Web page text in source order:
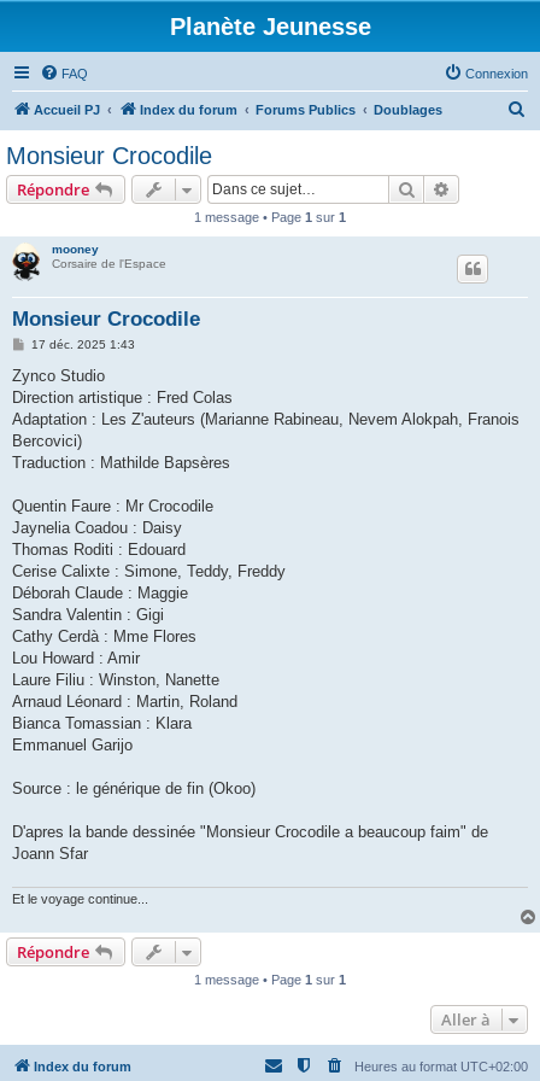
Planète Jeunesse
FAQ Connexion
Accueil PJ Index du forum Forums Publics Doublages
Monsieur Crocodile
Répondre Rechercher
1 message • Page 1 sur 1
mooney
Corsaire de l'Espace
Monsieur Crocodile
M
s
s
a
g
17 déc. 2025 1:43
Zynco Studio
Direction artistique : Fred Colas
Adaptation : Les Z'auteurs (Marianne Rabineau, Nevem Alokpah, Franois
Bercovici)
Traduction : Mathilde Bapsères
Quentin Faure : Mr Crocodile
Jaynelia Coadou : Daisy
Thomas Roditi : Edouard
Cerise Calixte : Simone, Teddy, Freddy
Déborah Claude : Maggie
Sandra Valentin : Gigi
Cathy Cerdà : Mme Flores
Lou Howard : Amir
Laure Filiu : Winston, Nanette
Arnaud Léonard : Martin, Roland
Bianca Tomassian : Klara
Emmanuel Garijo
Source : le générique de fin (Okoo)
D'apres la bande dessinée "Monsieur Crocodile a beaucoup faim" de
Joann Sfar
Et le voyage continue...
Répondre
1 message • Page 1 sur 1
Aller à
Index du forum Heures au format UTC+02:00